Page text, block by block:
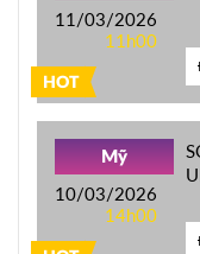
HOT
11/03/2026
11h00
Mỹ
10/03/2026
14h00